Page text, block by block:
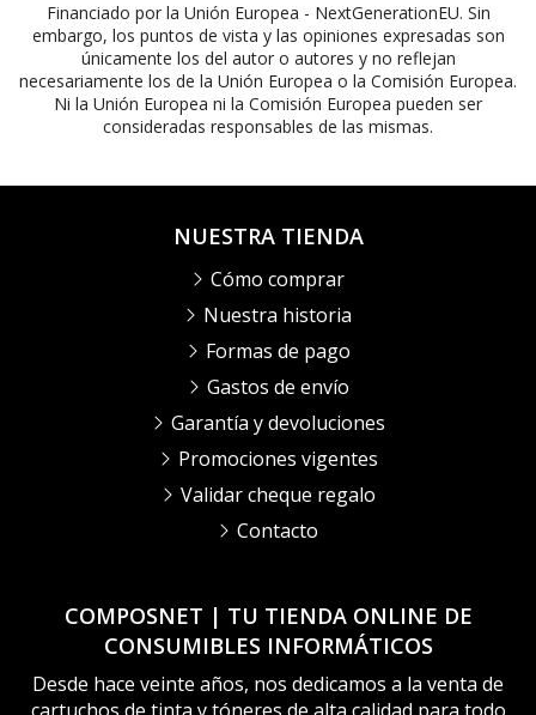
Financiado por la Unión Europea - NextGenerationEU. Sin
embargo, los puntos de vista y las opiniones expresadas son
únicamente los del autor o autores y no reflejan
necesariamente los de la Unión Europea o la Comisión Europea.
Ni la Unión Europea ni la Comisión Europea pueden ser
consideradas responsables de las mismas.
COMPOSNET | TU TIENDA ONLINE DE
CONSUMIBLES INFORMÁTICOS
Desde hace veinte años, nos dedicamos a la venta de
NUESTRA TIENDA
Cómo comprar
Nuestra historia
Formas de pago
Gastos de envío
Garantía y devoluciones
Promociones vigentes
Validar cheque regalo
Contacto